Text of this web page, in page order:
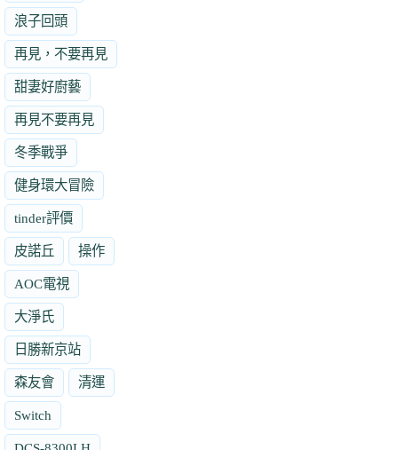
浪子回頭
再見，不要再見
甜妻好廚藝
再見不要再見
冬季戰爭
健身環大冒險
tinder評價
皮諾丘 操作
AOC電視
大淨氏
日勝新京站
森友會 清運
Switch